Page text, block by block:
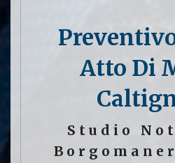
Atto Di
Studio